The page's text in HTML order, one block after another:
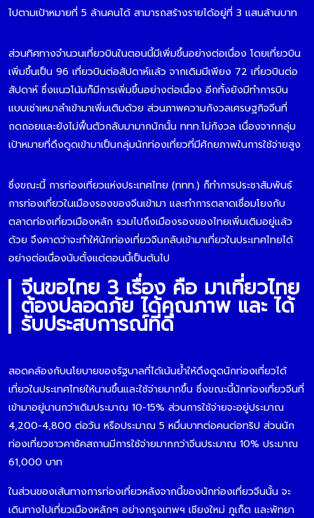
ไปตามเป้าหมายที่ 5 ล้านคนได้ สามารถสร้างรายได้อยู่ที่ 3 แสนล้านบาท
ส่วนทิศทางจำนวนเที่ยวบินในตอนนี้มีเพิ่มขึ้นอย่างต่อเนื่อง โดยเที่ยวบิน
เพิ่มขึ้นเป็น 96 เที่ยวบินต่อสัปดาห์แล้ว จากเดิมมีเพียง 72 เที่ยวบินต่อ
สัปดาห์ ซึ่งแนวโน้มก็มีการเพิ่มขึ้นอย่างต่อเนื่อง อีกทั้งยังมีทำการบิน
แบบเช่าเหมาลำเข้ามาเพิ่มเติมด้วย ส่วนภาพความกังวลเศรษฐกิจจีนที่
ถดถอยและยังไม่ฟื้นตัวกลับมามากนักนั้น ททท.ไม่กังวล เนื่องจากกลุ่ม
เป้าหมายที่ดึงดูดเข้ามาเป็นกลุ่มนักท่องเที่ยวที่มีศักยภาพในการใช้จ่ายสูง
ซึ่งขณะนี้ การท่องเที่ยวแห่งประเทศไทย (ททท.) ก็ทำการประชาสัมพันธ์
การท่องเที่ยวในเมืองรองของจีนเข้ามา และทำการตลาดเชื่อมโยงกับ
ตลาดท่องเที่ยวเมืองหลัก รวมไปถึงเมืองรองของไทยเพิ่มเติมอยู่แล้ว
ด้วย จึงคาดว่าจะทำให้นักท่องเที่ยวจีนกลับเข้ามาเที่ยวในประเทศไทยได้
อย่างต่อเนื่องนับตั้งแต่ตอนนี้เป็นต้นไป
จีนขอไทย 3 เรื่อง คือ มาเที่ยวไทย
ต้องปลอดภัย ได้คุณภาพ และ ได้
รับประสบการณ์ที่ดี
สอดคล้องกับนโยบายของรัฐบาลที่ได้เน้นย้ำให้ดึงดูดนักท่องเที่ยวได้
เที่ยวในประเทศไทยให้นานขึ้นและใช้จ่ายมากขึ้น ซึ่งขณะนี้นักท่องเที่ยวจีนที่
เข้ามาอยู่นานกว่าเดิมประมาณ 10-15% ส่วนการใช้จ่ายจะอยู่ประมาณ
4,200-4,800 ต่อวัน หรือประมาณ 5 หมื่นบาทต่อคนต่อทริป ส่วนนัก
ท่องเที่ยวชาวคาซัคสถานมีการใช้จ่ายมากกว่าจีนประมาณ 10% ประมาณ
61,000 บาท
ในส่วนของเส้นทางการท่องเที่ยวหลังจากนี้ของนักท่องเที่ยวจีนนั้น จะ
เดินทางไปเที่ยวเมืองหลักๆ อย่างกรุงเทพฯ เชียงใหม่ ภูเก็ต และพัทยา